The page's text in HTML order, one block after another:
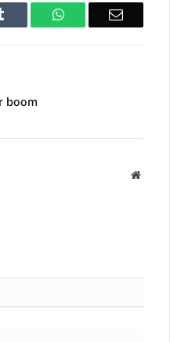
Tumblr WhatsAppEmail
boom
Website